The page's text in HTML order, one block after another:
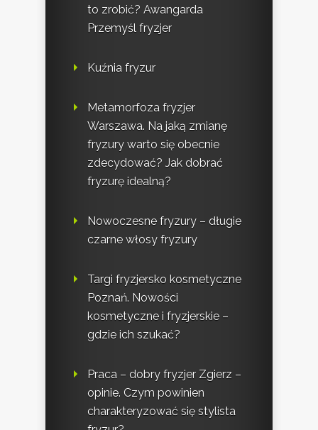
to zrobić? Awangarda
Przemyśl fryzjer
Kuźnia fryzur
Metamorfoza fryzjer
Warszawa. Na jaką zmianę
fryzury warto się obecnie
zdecydować? Jak dobrać
fryzurę idealną?
Nowoczesne fryzury – długie
czarne włosy fryzury
Targi fryzjersko kosmetyczne
Poznań. Nowości
kosmetyczne i fryzjerskie –
gdzie ich szukać?
Praca – dobry fryzjer Zgierz –
opinie. Czym powinien
charakteryzować się stylista